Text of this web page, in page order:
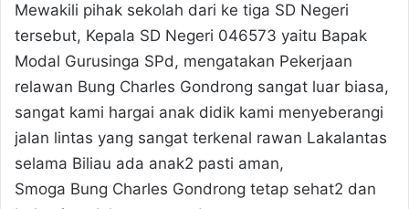
Mewakili pihak sekolah dari ke tiga SD Negeri
tersebut, Kepala SD Negeri 046573 yaitu Bapak
Modal Gurusinga SPd, mengatakan Pekerjaan
relawan Bung Charles Gondrong sangat luar biasa,
sangat kami hargai anak didik kami menyeberangi
jalan lintas yang sangat terkenal rawan Lakalantas
selama Biliau ada anak2 pasti aman,
Smoga Bung Charles Gondrong tetap sehat2 dan